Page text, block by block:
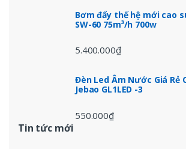
Bơm đẩy thế hệ mới cao
SW-60 75m³/h 700w
5.400.000₫
Đèn Led Âm Nước Giá Rẻ
Jebao GL1LED -3
550.000₫
Tin tức mới